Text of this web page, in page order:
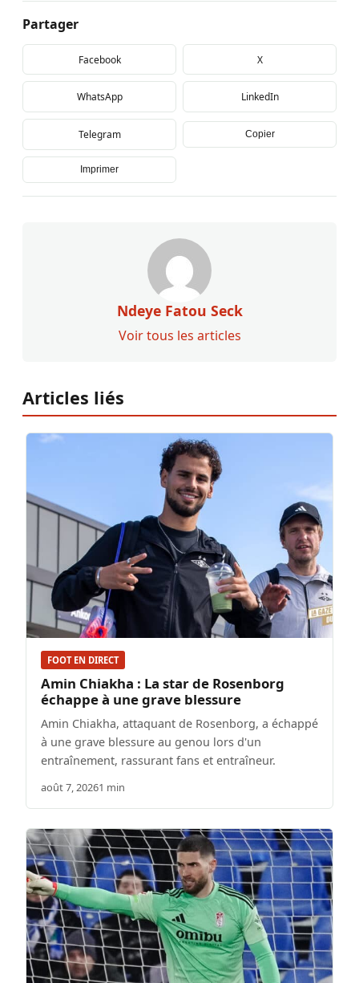
Partager
Facebook X
WhatsApp LinkedIn
Telegram Copier
Imprimer
Ndeye Fatou Seck
Voir tous les articles
Articles liés
FOOT EN DIRECT
Amin Chiakha : La star de Rosenborg
échappe à une grave blessure
Amin Chiakha, attaquant de Rosenborg, a échappé
à une grave blessure au genou lors d'un
entraînement, rassurant fans et entraîneur.
août 7, 20261 min